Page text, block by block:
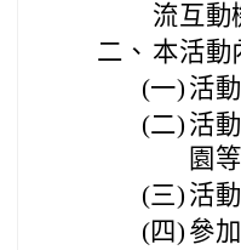
流互動
二、 本活動
(一) 活
(二) 活
園
(三) 活
(四) 參